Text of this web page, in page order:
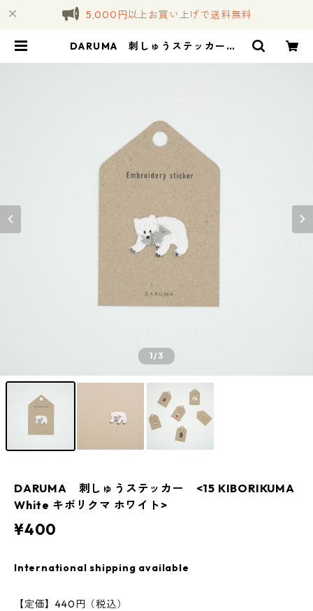
5,000円以上お買い上げで送料無料
DARUMA 刺しゅうステッカー <
1/3
DARUMA 刺しゅうステッカー <15 KIBORIKUMA
White キボリクマ ホワイト>
¥400
International shipping available
【定価】440円（税込）